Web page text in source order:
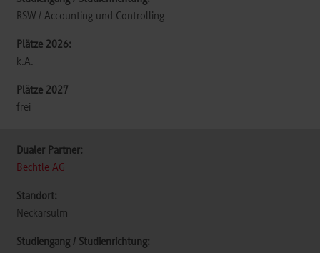
RSW / Accounting und Controlling
k.A.
frei
Bechtle AG
Neckarsulm